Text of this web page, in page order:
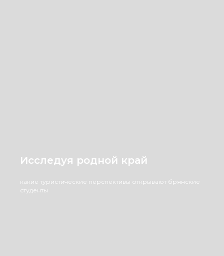
Исследуя родной край
какие туристические перспективы открывают брянские
студенты